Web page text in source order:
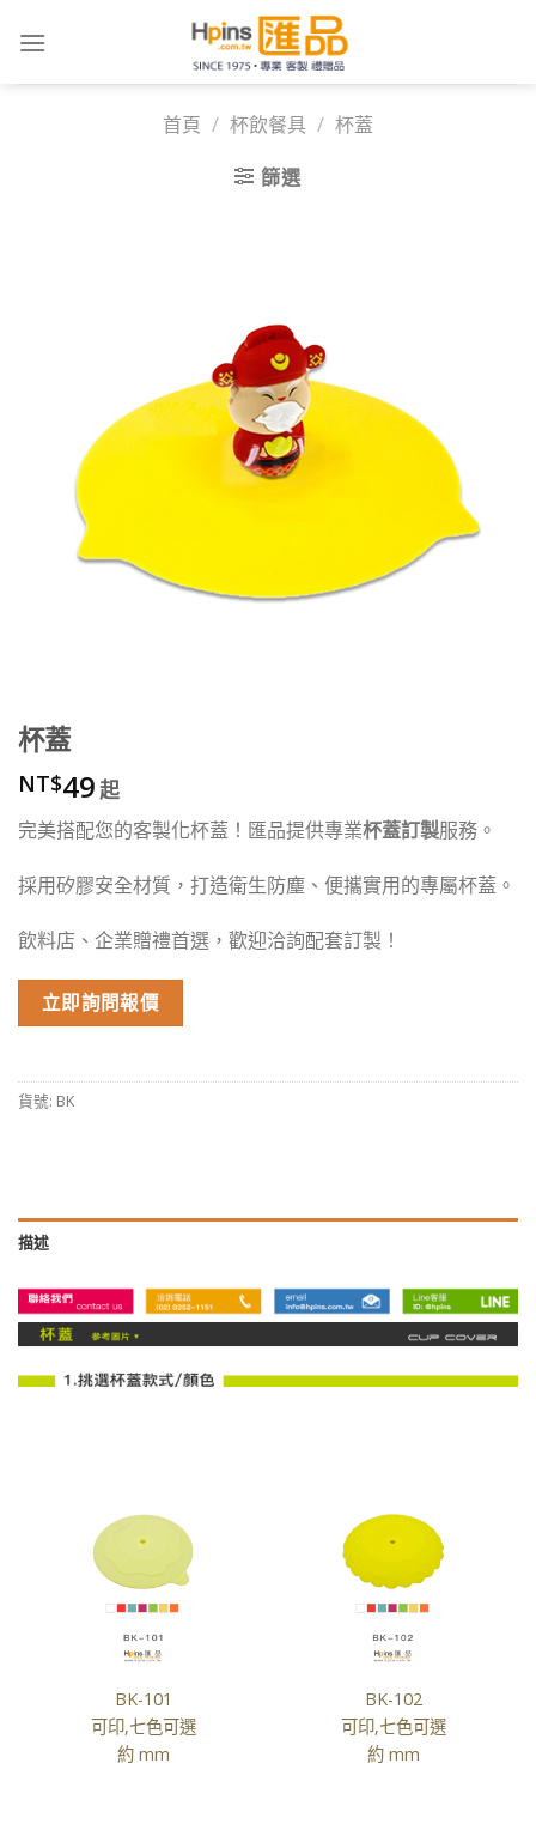
首頁 / 杯飲餐具 / 杯蓋
篩選
杯蓋
NT$49
完美搭配您的客製化杯蓋！匯品提供專業杯蓋訂製服務。
採用矽膠安全材質，打造衛生防塵、便攜實用的專屬杯蓋。
飲料店、企業贈禮首選，歡迎洽詢配套訂製！
立即詢問報價
貨號: BK
描述
BK-101
可印,七色可選
約 mm
BK-102
可印,七色可選
約 mm